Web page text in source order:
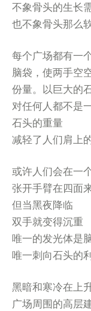
不象骨头的生长
也不象骨头那么
每个广场都有一
脑袋，使两手空
份量。以巨大的
对任何人都不是
石头的重量
减轻了人们肩上
或许人们会在一
张开手臂在四面
但当黑夜降临
双手就变得沉重
唯一的发光体是
唯一刺向石头的
黑暗和寒冷在上
广场周围的高层